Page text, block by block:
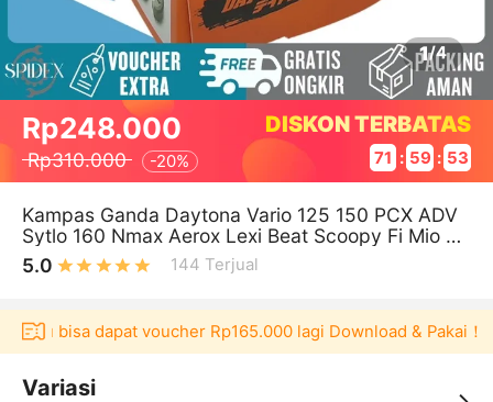
1/4
Rp248.000
Rp310.000 -20%
DISKON TERBATAS
71 : 59 : 52
Kampas Ganda Daytona Vario 125 150 PCX ADV
Sytlo 160 Nmax Aerox Lexi Beat Scoopy Fi Mio Hi
Carbon
5.0 144 Terjual
bisa dapat voucher Rp165.000 lagi Download & Pakai！
Variasi